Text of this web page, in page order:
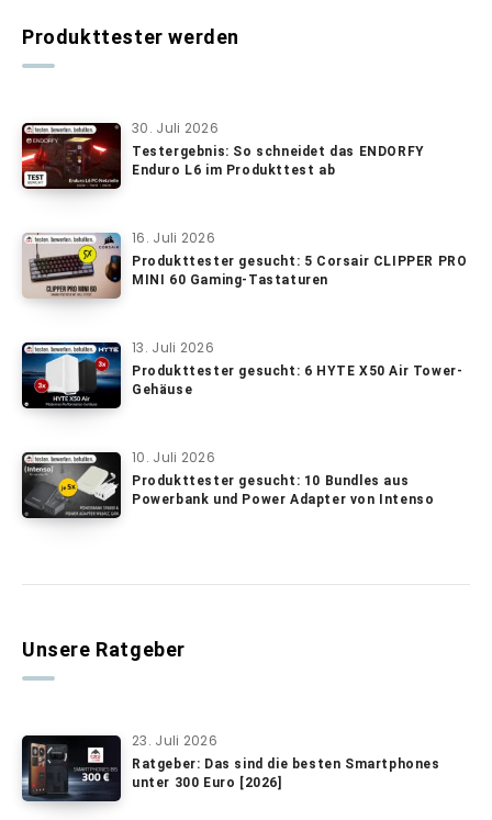
Produkttester werden
30. Juli 2026
Testergebnis: So schneidet das ENDORFY
Enduro L6 im Produkttest ab
16. Juli 2026
Produkttester gesucht: 5 Corsair CLIPPER PRO
MINI 60 Gaming-Tastaturen
13. Juli 2026
Produkttester gesucht: 6 HYTE X50 Air Tower-
Gehäuse
10. Juli 2026
Produkttester gesucht: 10 Bundles aus
Powerbank und Power Adapter von Intenso
Unsere Ratgeber
23. Juli 2026
Ratgeber: Das sind die besten Smartphones
unter 300 Euro [2026]